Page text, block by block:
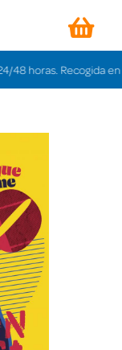
Recogida en